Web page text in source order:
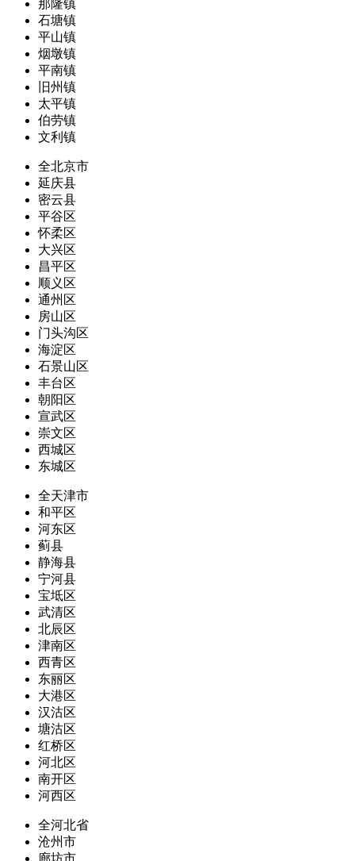
那隆镇
石塘镇
平山镇
烟墩镇
平南镇
旧州镇
太平镇
伯劳镇
文利镇
全北京市
延庆县
密云县
平谷区
怀柔区
大兴区
昌平区
顺义区
通州区
房山区
门头沟区
海淀区
石景山区
丰台区
朝阳区
宣武区
崇文区
西城区
东城区
全天津市
和平区
河东区
蓟县
静海县
宁河县
宝坻区
武清区
北辰区
津南区
西青区
东丽区
大港区
汉沽区
塘沽区
红桥区
河北区
南开区
河西区
全河北省
沧州市
廊坊市